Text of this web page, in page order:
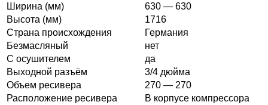
Ширина (мм)
630 — 630
Высота (мм)
1716
Страна происхождения
Германия
Безмасляный
нет
С осушителем
да
Выходной разъём
3/4 дюйма
Объем ресивера
270 — 270
Расположение ресивера
В корпусе компрессора